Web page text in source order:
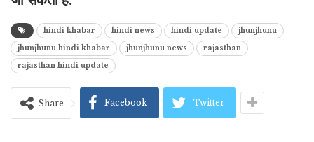
hindi khabar hindi news hindi update
jhunjhunu
jhunjhunu hindi khabar
jhunjhunu news
rajasthan
rajasthan hindi update
Share Facebook Twitter